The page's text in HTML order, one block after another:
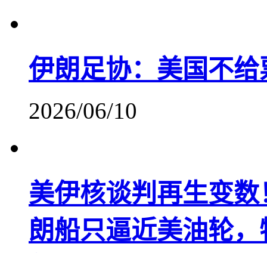
伊朗足协：美国不
2026/06/10
美伊核谈判再生变
朗船只逼近美油轮